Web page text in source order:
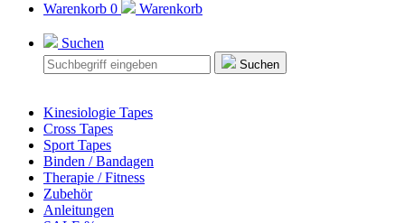
Warenkorb 0 Warenkorb
Suchen
Suchen
Kinesiologie Tapes
Cross Tapes
Sport Tapes
Binden / Bandagen
Therapie / Fitness
Zubehör
Anleitungen